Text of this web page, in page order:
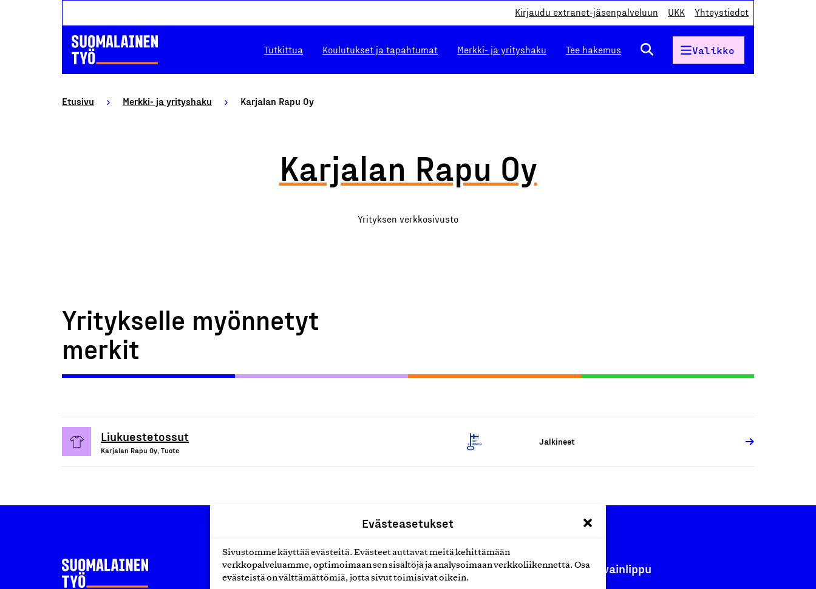
Evästeasetukset
Sivustomme käyttää evästeitä. Evästeet auttavat meitä kehittämään
verkkopalveluamme, optimoimaan sen sisältöjä ja analysoimaan verkkoliikennettä. Osa
evästeistä on välttämättömiä, jotta sivut toimisivat oikein.
Kirjaudu extranet-jäsenpalveluun UKK Yhteystiedot
Tutkittua Koulutukset ja tapahtumat Merkki- ja yrityshaku Tee hakemus Valikko
Etusivu Merkki- ja yrityshaku Karjalan Rapu Oy
Karjalan Rapu Oy
Yrityksen verkkosivusto
Yritykselle myönnetyt
merkit
Liukuestetossut
Karjalan Rapu Oy, Tuote
Jalkineet
Suomalainen työ ry Avainlippu